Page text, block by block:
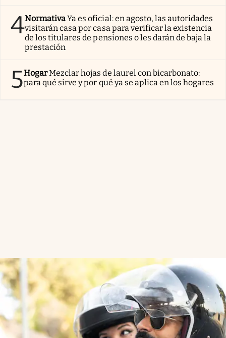
4NormativaYa es oficial: en agosto, las autoridades
visitarán casa por casa para verificar la existencia
de los titulares de pensiones o les darán de baja la
prestación
5HogarMezclar hojas de laurel con bicarbonato:
para qué sirve y por qué ya se aplica en los hogares